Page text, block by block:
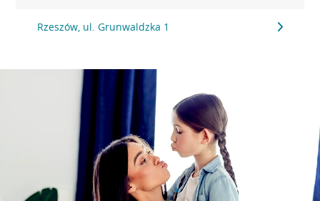
Rzeszów, ul. Grunwaldzka 1